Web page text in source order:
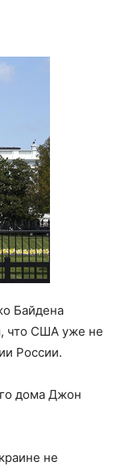
Байдена
что США уже не
России.
дома Джон
не